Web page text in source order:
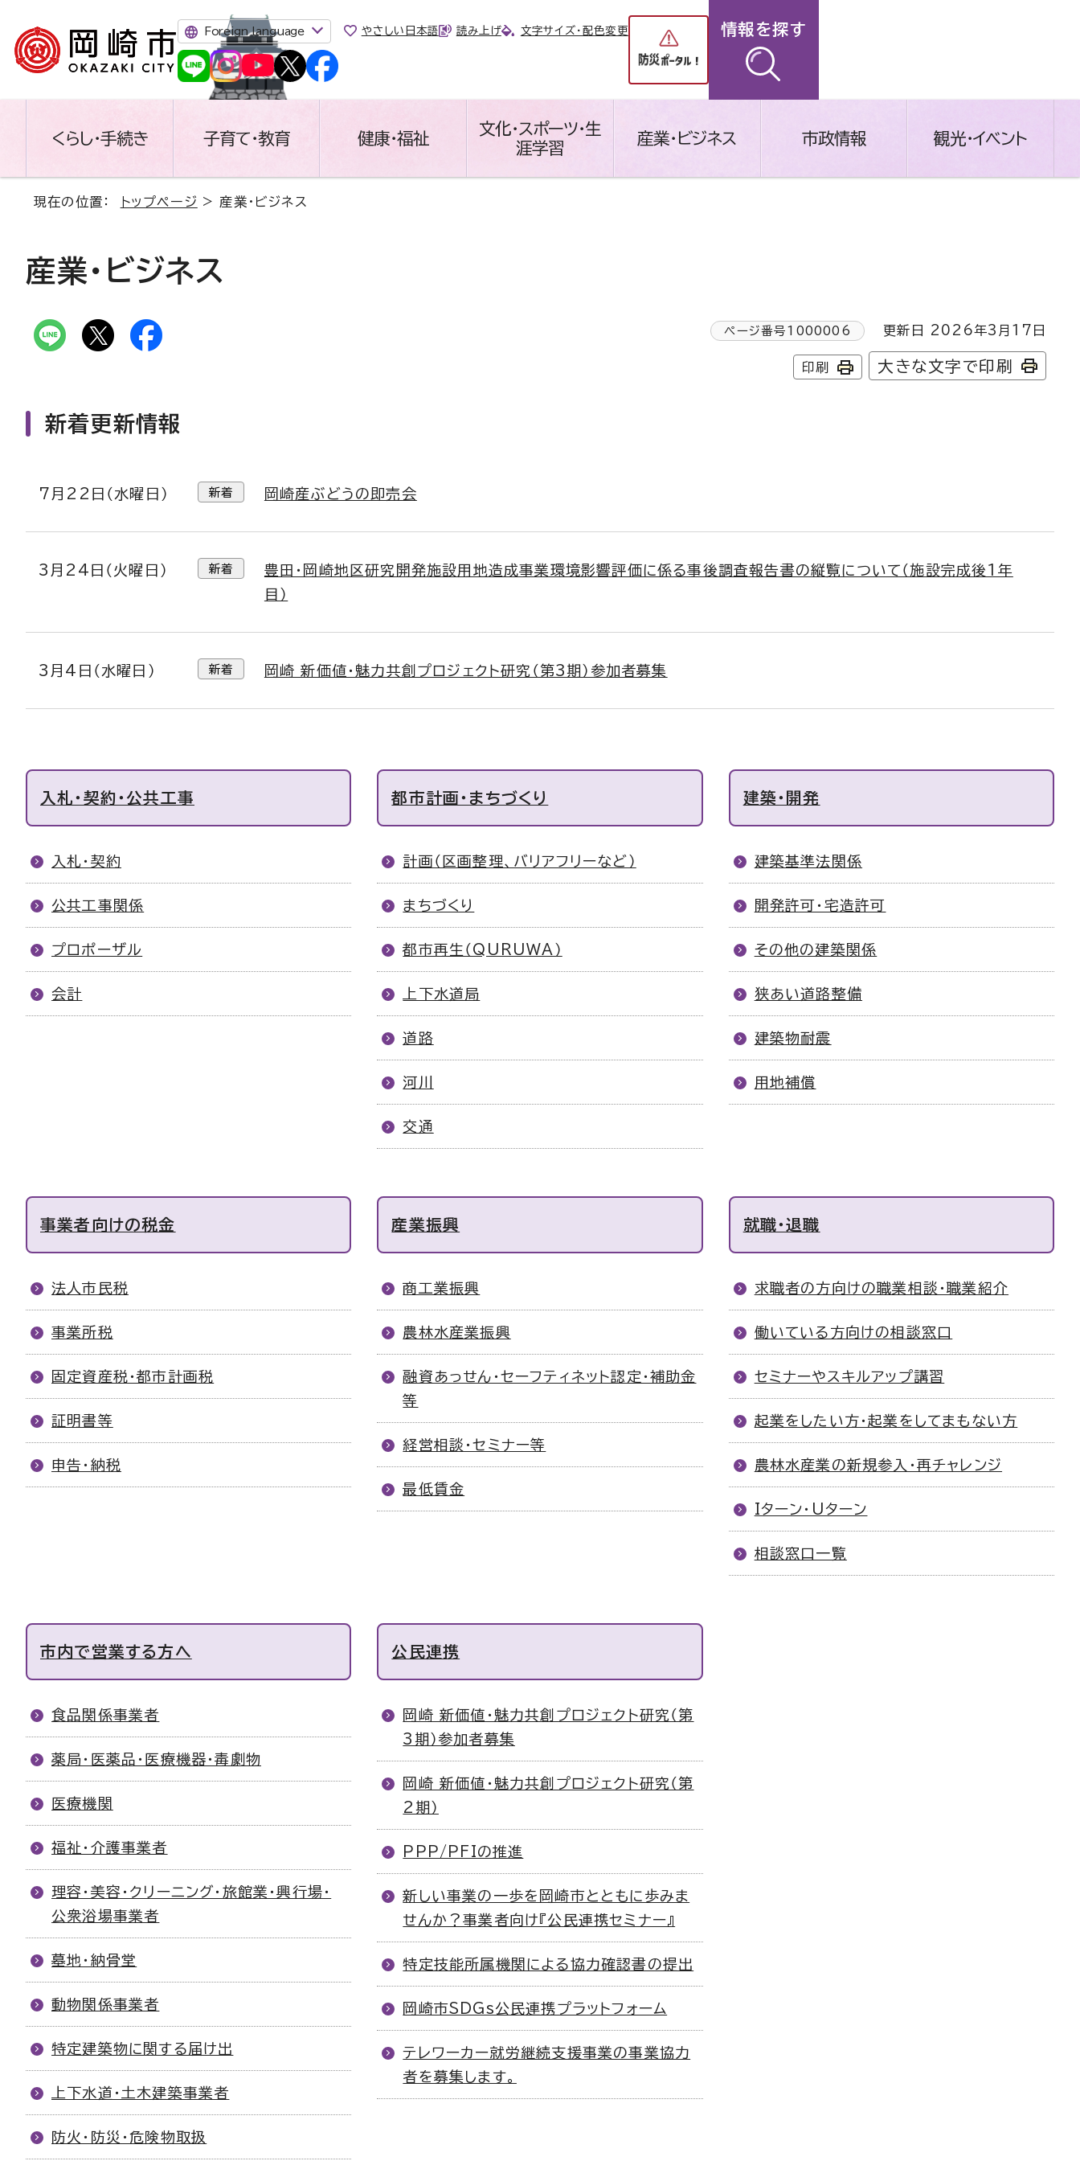
Foreign language やさしい日本語 読み上げ 文字サイズ・配色変更 情報を探す
くらし・手続き 子育て・教育 健康・福祉
文化・スポーツ・生
涯学習
産業・ビジネス 市政情報 観光・イベント
現在の位置： トップページ > 産業・ビジネス
産業・ビジネス
ページ番号 1000006 更新日 2026年3月17日
印刷 大きな文字で印刷
新着更新情報
7月22日（水曜日） 新着 岡崎産ぶどうの即売会
3月24日（火曜日） 新着
豊田・岡崎地区研究開発施設用地造成事業環境影響評価に係る事後調査報告書の縦覧について（施設完成後1年
目）
3月4日（水曜日） 新着 岡崎 新価値・魅力共創プロジェクト研究（第3期）参加者募集
入札・契約・公共工事
入札・契約
公共工事関係
プロポーザル
会計
都市計画・まちづくり
計画（区画整理、バリアフリーなど）
まちづくり
都市再生（QURUWA）
上下水道局
道路
河川
交通
建築・開発
建築基準法関係
開発許可・宅造許可
その他の建築関係
狭あい道路整備
建築物耐震
用地補償
事業者向けの税金
法人市民税
事業所税
固定資産税・都市計画税
証明書等
申告・納税
産業振興
商工業振興
農林水産業振興
融資あっせん・セーフティネット認定・補助金
等
経営相談・セミナー等
最低賃金
就職・退職
求職者の方向けの職業相談・職業紹介
働いている方向けの相談窓口
セミナーやスキルアップ講習
起業をしたい方・起業をしてまもない方
農林水産業の新規参入・再チャレンジ
Iターン・Uターン
相談窓口一覧
市内で営業する方へ
食品関係事業者
薬局・医薬品・医療機器・毒劇物
医療機関
福祉・介護事業者
理容・美容・クリーニング・旅館業・興行場・
公衆浴場事業者
墓地・納骨堂
動物関係事業者
特定建築物に関する届け出
上下水道・土木建築事業者
防火・防災・危険物取扱
公民連携
岡崎 新価値・魅力共創プロジェクト研究（第
3期）参加者募集
岡崎 新価値・魅力共創プロジェクト研究（第
2期）
PPP/PFIの推進
新しい事業の一歩を岡崎市とともに歩みま
せんか？事業者向け『公民連携セミナー』
特定技能所属機関による協力確認書の提出
岡崎市SDGs公民連携プラットフォーム
テレワーカー就労継続支援事業の事業協力
者を募集します。